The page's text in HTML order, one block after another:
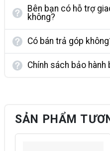
Bên bạn có hỗ trợ
không?
Có bán trả góp
Chính sách bảo hành
SẢN PHẨM